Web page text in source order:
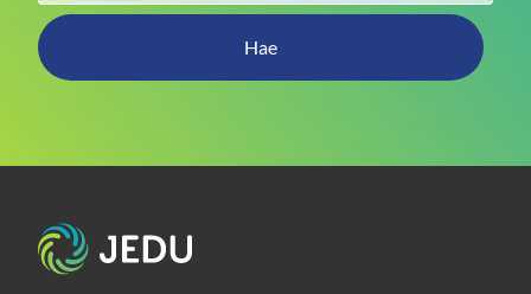
Hae
Etusivu